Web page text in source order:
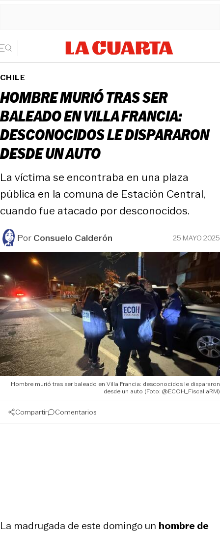
CHILE
HOMBRE MURIÓ TRAS SER
BALEADO EN VILLA FRANCIA:
DESCONOCIDOS LE DISPARARON
DESDE UN AUTO
La víctima se encontraba en una plaza
pública en la comuna de Estación Central,
cuando fue atacado por desconocidos.
PorConsuelo Calderón 25 MAYO 2025
Hombre murió tras ser baleado en Villa Francia: desconocidos le dispararon
desde un auto (Foto: @ECOH_FiscaliaRM)
Compartir Comentarios
La madrugada de este domingo un hombre de